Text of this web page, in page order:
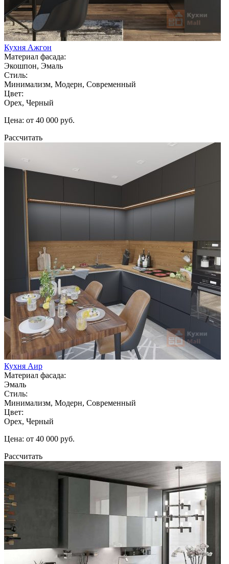
Кухня Ажгон
Материал фасада:
Экошпон, Эмаль
Стиль:
Минимализм, Модерн, Современный
Цвет:
Орех, Черный
Цена: от 40 000 руб.
Рассчитать
Кухня Аир
Материал фасада:
Эмаль
Стиль:
Минимализм, Модерн, Современный
Цвет:
Орех, Черный
Цена: от 40 000 руб.
Рассчитать